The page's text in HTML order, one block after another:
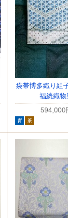
袋帯博多織り
福絖織物
594,000